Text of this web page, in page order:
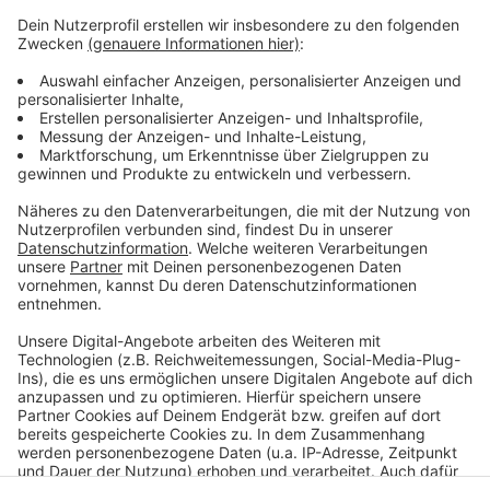
Sorgen, alles wird gut! Auf rauer See braucht man
einen erfahrenen Kapitän, der einen in den sicheren
Hafen der guten Laune schippert. Atzes Mantra für ein
glückliches Leben: "Lass' mich mal machen." Also volle
Kaltstart 24.
Anzeige
Anzeige